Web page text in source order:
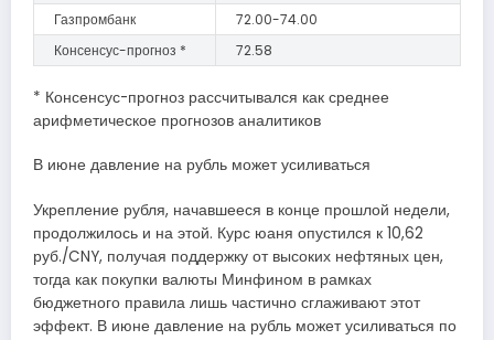
Газпромбанк
72.00-74.00
Консенсус-прогноз *
72.58
* Консенсус-прогноз рассчитывался как среднее
арифметическое прогнозов аналитиков
В июне давление на рубль может усиливаться
Укрепление рубля, начавшееся в конце прошлой недели,
продолжилось и на этой. Курс юаня опустился к 10,62
руб./CNY, получая поддержку от высоких нефтяных цен,
тогда как покупки валюты Минфином в рамках
бюджетного правила лишь частично сглаживают этот
эффект. В июне давление на рубль может усиливаться по